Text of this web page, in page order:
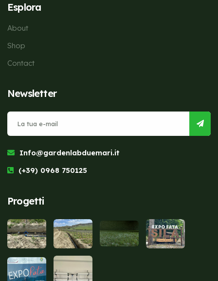
Esplora
About
Shop
Contact
Newsletter
Info@gardenlabduemari.it
(+39) 0968 750125
Progetti